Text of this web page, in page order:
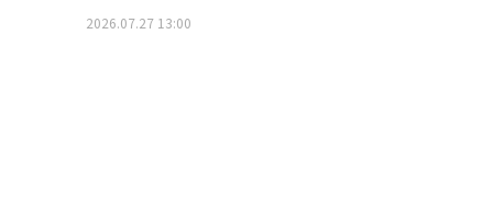
2026.07.27 13:00